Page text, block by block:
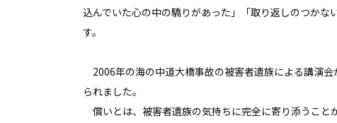
込んでいた心の中の驕りがあった」「取り返しのつか
す。
2006年の海の中道大橋事故の被害者遺族による講演
られました。
償いとは、被害者遺族の気持ちに完全に寄り添うこと